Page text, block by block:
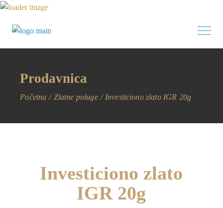
Prodavnica
Početna Zlatne poluge Investiciono zlato IGR 20g
Investiciono zlato
IGR 20g